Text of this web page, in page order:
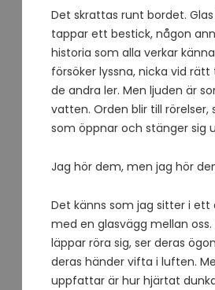
Det skrattas runt bordet.
tappar ett bestick, någon
historia som alla verkar
försöker lyssna, nicka vid rätt
de andra ler. Men ljuden är
vatten. Orden blir till
som öppnar och stänger sig
Jag hör dem, men jag hör
Det känns som jag sitter i ett
med en glasvägg mellan oss.
läppar röra sig, ser deras
deras händer vifta i luften.
uppfattar är hur hjärtat